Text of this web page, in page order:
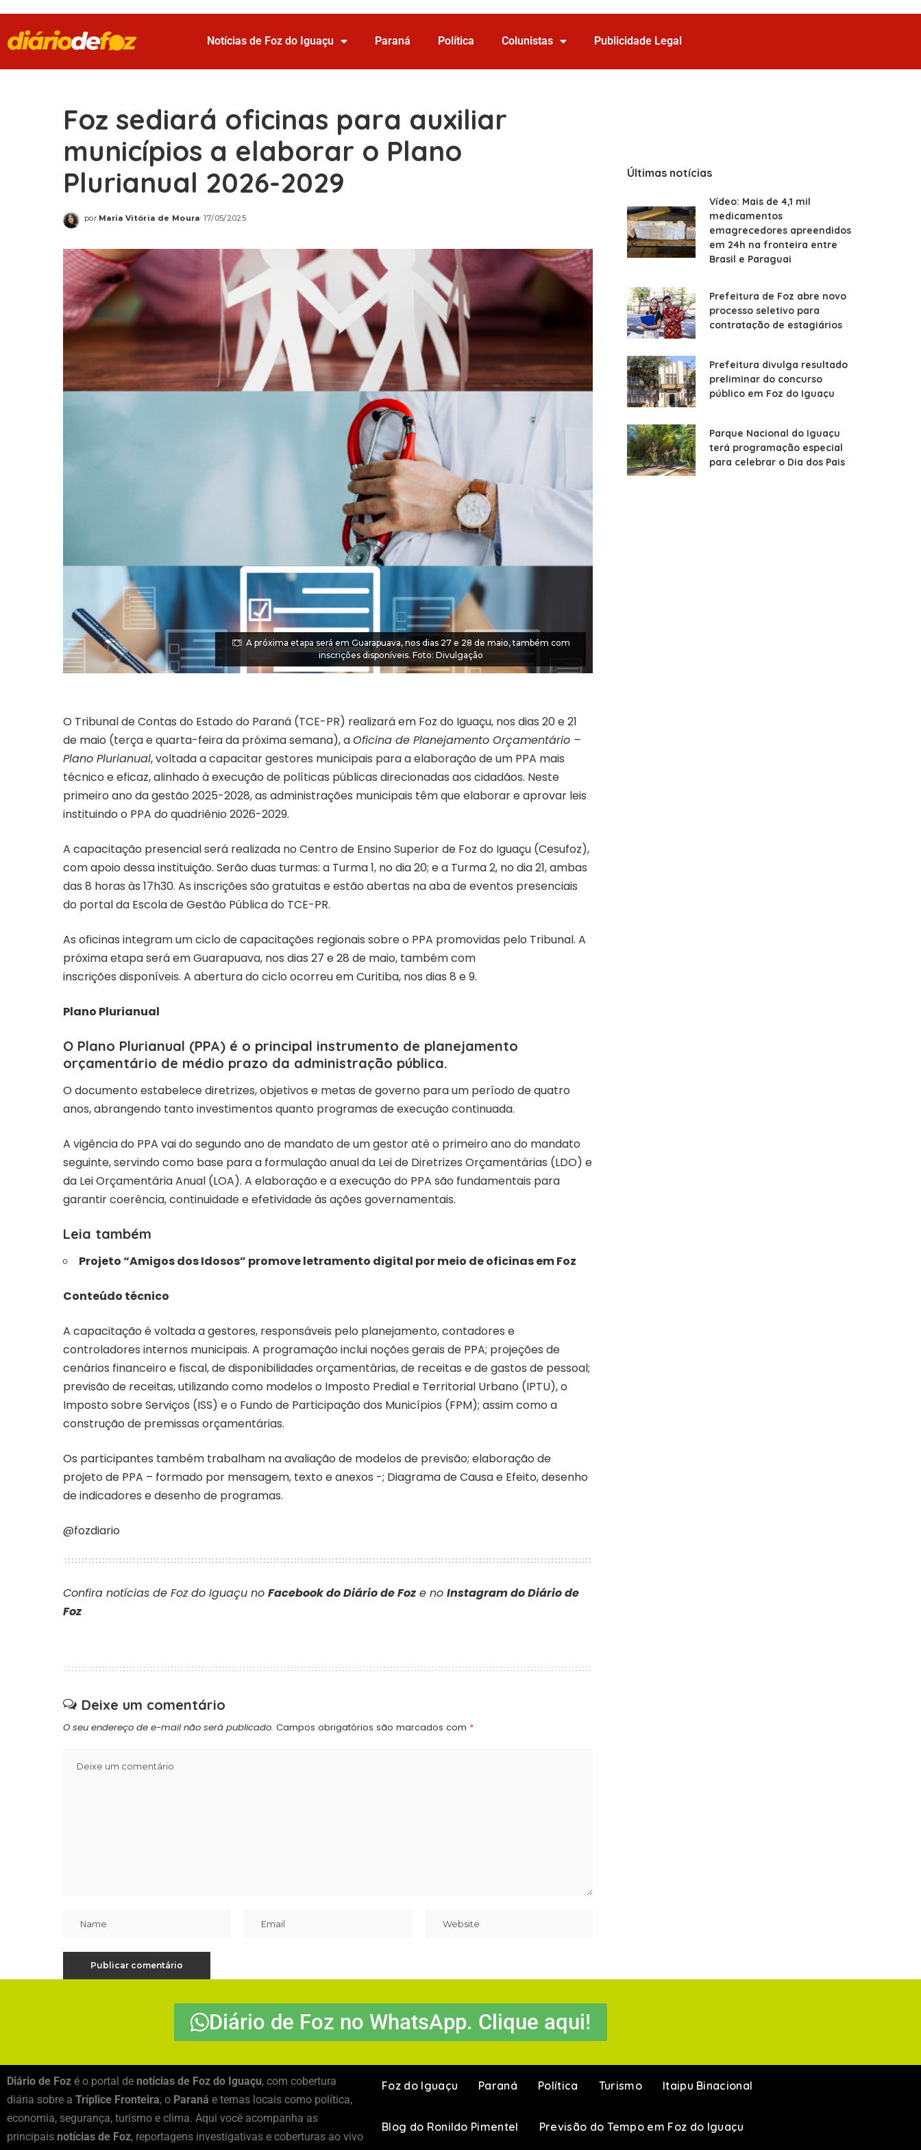
Notícias de Foz do Iguaçu Paraná Política Colunistas Publicidade Legal
Foz sediará oficinas para auxiliar
municípios a elaborar o Plano
Plurianual 2026-2029
por Maria Vitória de Moura 17/05/2025
A próxima etapa será em Guarapuava, nos dias 27 e 28 de maio, também com
inscrições disponíveis. Foto: Divulgação
O Tribunal de Contas do Estado do Paraná (TCE-PR) realizará em Foz do Iguaçu, nos dias 20 e 21
de maio (terça e quarta-feira da próxima semana), aOficina de Planejamento Orçamentário –
Plano Plurianual, voltada a capacitar gestores municipais para a elaboração de um PPA mais
técnico e eficaz, alinhado à execução de políticas públicas direcionadas aos cidadãos. Neste
primeiro ano da gestão 2025-2028, as administrações municipais têm que elaborar e aprovar leis
instituindo o PPA do quadriênio 2026-2029.
A capacitação presencial será realizada no Centro de Ensino Superior de Foz do Iguaçu (Cesufoz),
com apoio dessa instituição. Serão duas turmas: a Turma 1, no dia 20; e a Turma 2, no dia 21, ambas
das 8 horas às 17h30. As inscrições são gratuitas e estão abertas na aba deeventos presenciais
do portal da Escola de Gestão Públicado TCE-PR.
As oficinas integram um ciclo de capacitações regionais sobre o PPA promovidas pelo Tribunal. A
próxima etapa será emGuarapuava, nos dias 27 e 28 de maio, também com
inscrições disponíveis. A abertura do ciclo ocorreu emCuritiba, nos dias 8 e 9.
Plano Plurianual
O Plano Plurianual (PPA) é o principal instrumento de planejamento
orçamentário de médio prazo da administração pública.
O documento estabelece diretrizes, objetivos e metas de governo para um período de quatro
anos, abrangendo tanto investimentos quanto programas de execução continuada.
A vigência do PPA vai do segundo ano de mandato de um gestor até o primeiro ano do mandato
seguinte, servindo como base para a formulação anual da Lei de Diretrizes Orçamentárias (LDO) e
da Lei Orçamentária Anual (LOA). A elaboração e a execução do PPA são fundamentais para
garantir coerência, continuidade e efetividade às ações governamentais.
Leia também
Projeto “Amigos dos Idosos” promove letramento digital por meio de oficinas em Foz
Conteúdo técnico
A capacitação é voltada a gestores, responsáveis pelo planejamento, contadores e
controladores internos municipais. A programação inclui noções gerais de PPA; projeções de
cenários financeiro e fiscal, de disponibilidades orçamentárias, de receitas e de gastos de pessoal;
previsão de receitas, utilizando como modelos o Imposto Predial e Territorial Urbano (IPTU), o
Imposto sobre Serviços (ISS) e o Fundo de Participação dos Municípios (FPM); assim como a
construção de premissas orçamentárias.
Os participantes também trabalham na avaliação de modelos de previsão; elaboração de
projeto de PPA – formado por mensagem, texto e anexos -; Diagrama de Causa e Efeito, desenho
de indicadores e desenho de programas.
@fozdiario
Confira notícias de Foz do Iguaçu no Facebook do Diário de Foz e no Instagram do Diário de
Foz
Deixe um comentário
O seu endereço de e-mail não será publicado. Campos obrigatórios são marcados com *
Últimas notícias
Vídeo: Mais de 4,1 mil
medicamentos
emagrecedores apreendidos
em 24h na fronteira entre
Brasil e Paraguai
Prefeitura de Foz abre novo
processo seletivo para
contratação de estagiários
Prefeitura divulga resultado
preliminar do concurso
público em Foz do Iguaçu
Parque Nacional do Iguaçu
terá programação especial
para celebrar o Dia dos Pais
Diário de Foz no WhatsApp. Clique aqui!
Diário de Foz é o portal de notícias de Foz do Iguaçu, com cobertura
diária sobre a Tríplice Fronteira, o Paraná e temas locais como política,
economia, segurança, turismo e clima. Aqui você acompanha as
principais notícias de Foz, reportagens investigativas e coberturas ao vivo
Foz do Iguaçu Paraná Política Turismo Itaipu Binacional
Blog do Ronildo Pimentel Previsão do Tempo em Foz do Iguaçu